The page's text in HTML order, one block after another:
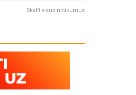
Skatīt visus notikumus